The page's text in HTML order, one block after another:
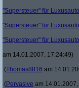
"Supersteuer" für
"Supersteuer" für
"Supersteuer" für
am 14.01.2007, 17:24:49)
(Thomas8816 am
(Pervasive am